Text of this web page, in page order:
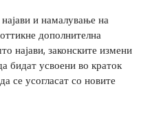
и намалување на
дополнителна
најави, законските измени
бидат усвоени во краток
се усогласат со новите